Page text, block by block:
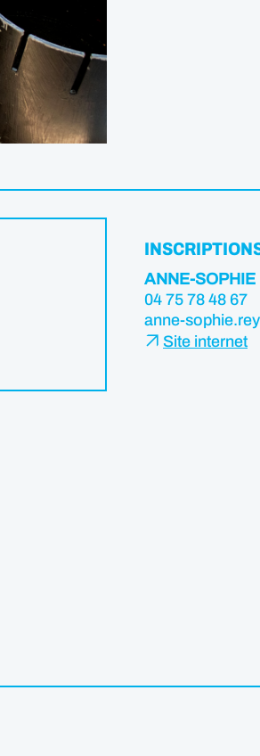
ANNE-SOPHIE
04 75 78 48 67
anne-
Site internet